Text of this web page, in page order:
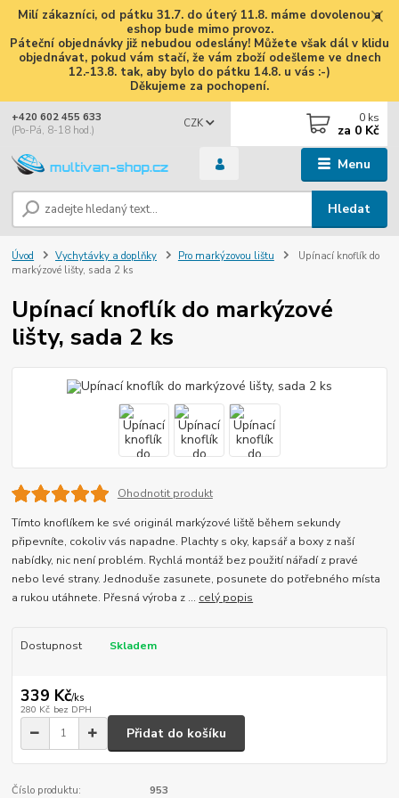
Milí zákazníci, od pátku 31.7. do úterý 11.8. máme dovolenou a
eshop bude mimo provoz.
Páteční objednávky již nebudou odeslány! Můžete však dál v klidu
objednávat, pokud vám stačí, že vám zboží odešleme ve dnech
12.-13.8. tak, aby bylo do pátku 14.8. u vás :-)
Děkujeme za pochopení.
Menu
CZK
Hledat
+420 602 455 633
(Po-Pá, 8-18 hod.)
0 ks
za 0 Kč
Úvod Vychytávky a doplňky Pro markýzovou lištu
Upínací knoflík do
markýzové lišty, sada 2 ks
Upínací knoflík do markýzové
lišty, sada 2 ks
Ohodnotit produkt
Tímto knoflíkem ke své originál markýzové liště během sekundy
připevníte, cokoliv vás napadne. Plachty s oky, kapsář a boxy z naší
nabídky, nic není problém. Rychlá montáž bez použití nářadí z pravé
nebo levé strany. Jednoduše zasunete, posunete do potřebného místa
a rukou utáhnete. Přesná výroba z ... celý popis
Dostupnost Skladem
339 Kč/ks
280 Kč bez DPH
Přidat do košíku
Číslo produktu: 953